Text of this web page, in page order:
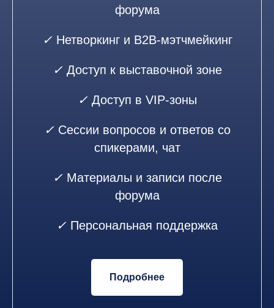
форума
✓ Нетворкинг и B2B-мэтчмейкинг
✓ Доступ к выставочной зоне
✓ Доступ в VIP-зоны
✓ Сессии вопросов и ответов со
спикерами, чат
✓ Материалы и записи после
форума
✓ Персональная поддержка
Подробнее